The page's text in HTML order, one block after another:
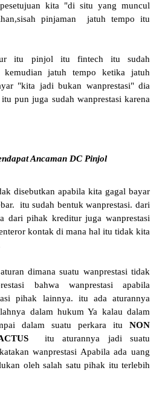
kita "di situ yang muncul
pinjaman jatuh tempo itu
itu pinjol itu fintech itu sudah
kemudian jatuh tempo ketika jatuh
"kita jadi bukan wanprestasi" dia
pun juga sudah wanprestasi karena
Ancaman DC Pinjol
disebutkan apabila kita gagal bayar
itu sudah bentuk wanprestasi. dari
dari pihak kreditur juga wanprestasi
kontak di mana hal itu tidak kita
dimana suatu wanprestasi tidak
bahwa wanprestasi apabila
pihak lainnya. itu ada aturannya
dalam hukum Ya kalau dalam
dalam suatu perkara itu NON
itu aturannya jadi suatu
wanprestasi Apabila ada uang
oleh salah satu pihak itu terlebih